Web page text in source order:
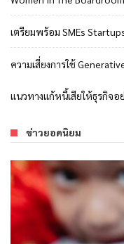
เตรียมพร้อม SMEs
ความเสี่ยงการใช้
แนวทางแก้หนี้เสียให้ธุรกิจอ
ข่าวยอดนิยม